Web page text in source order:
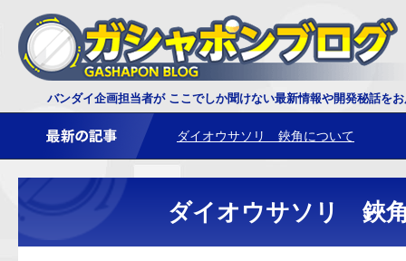
バンダイ企画担当者が ここでしか聞けない最新情報や開発秘話を
ダイオウサソリ 鋏角について
レプティクス恐竜 トリケラトプスの
ダイオウサソリ 鋏